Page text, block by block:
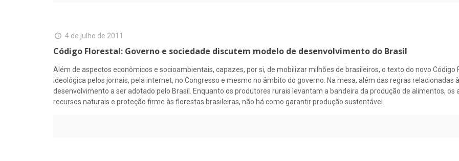
4 de julho de 2011
Código Florestal: Governo e sociedade discutem modelo de desenvolvimento do Brasil
Além de aspectos econômicos e socioambientais, capazes, por si, de mobilizar milhões de brasileiros, o texto do novo
ideológica pelos jornais, pela internet, no Congresso e mesmo no âmbito do governo. Na mesa, além das regras relacionadas
desenvolvimento a ser adotado pelo Brasil. Enquanto os produtores rurais levantam a bandeira da produção de alimentos,
recursos naturais e proteção firme às florestas brasileiras, não há como garantir produção sustentável.